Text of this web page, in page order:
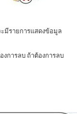
มีรายการแสดงข้อมูล
งการลบ ถ้าต้องการลบ